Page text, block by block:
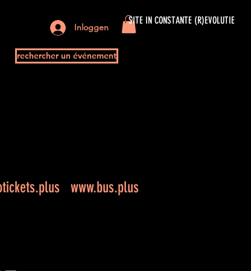
SITE IN CONSTANTE (R)EVOLUTIE
Inloggen
rechercher un événement
www.bus.plus